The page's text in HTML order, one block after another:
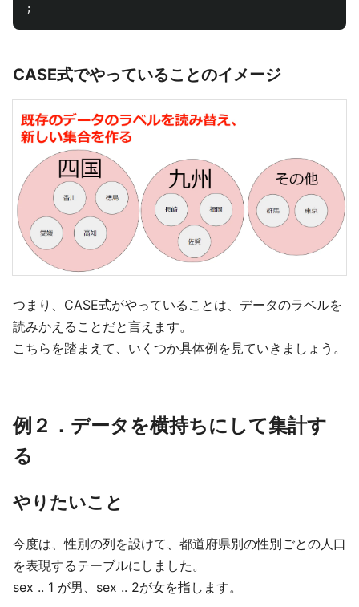
;
CASE式でやっていることのイメージ
つまり、CASE式がやっていることは、データのラベルを
読みかえることだと言えます。
こちらを踏まえて、いくつか具体例を見ていきましょう。
例２．データを横持ちにして集計す
る
やりたいこと
今度は、性別の列を設けて、都道府県別の性別ごとの人口
を表現するテーブルにしました。
sex .. 1 が男、sex .. 2が女を指します。